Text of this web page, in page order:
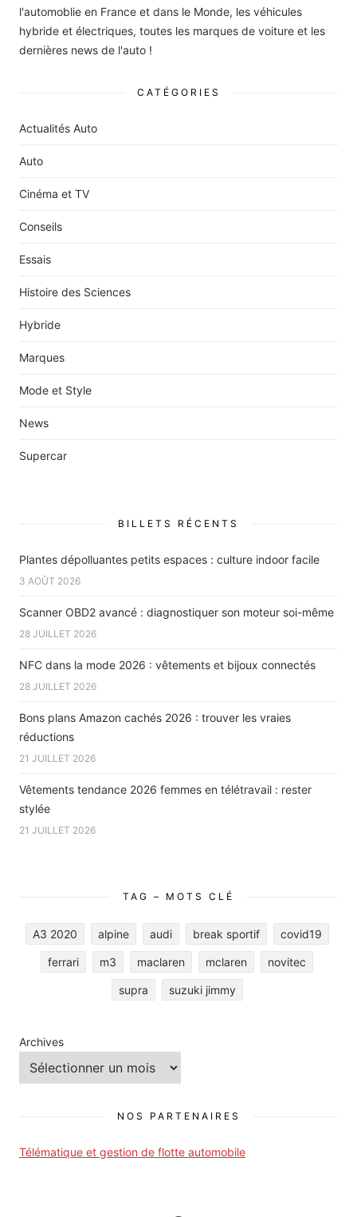
l'automoblie en France et dans le Monde, les véhicules
hybride et électriques, toutes les marques de voiture et les
dernières news de l'auto !
CATÉGORIES
Actualités Auto
Auto
Cinéma et TV
Conseils
Essais
Histoire des Sciences
Hybride
Marques
Mode et Style
News
Supercar
BILLETS RÉCENTS
Plantes dépolluantes petits espaces : culture indoor facile
3 AOÛT 2026
Scanner OBD2 avancé : diagnostiquer son moteur soi-même
28 JUILLET 2026
NFC dans la mode 2026 : vêtements et bijoux connectés
28 JUILLET 2026
Bons plans Amazon cachés 2026 : trouver les vraies
réductions
21 JUILLET 2026
Vêtements tendance 2026 femmes en télétravail : rester
stylée
21 JUILLET 2026
TAG – MOTS CLÉ
A3 2020 alpine audi break sportif covid19
ferrari m3 maclaren mclaren novitec
supra suzuki jimmy
Archives
NOS PARTENAIRES
Télématique et gestion de flotte automobile